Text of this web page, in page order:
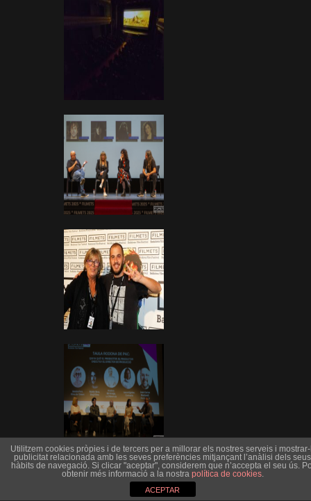
Utilitzem cookies pròpies i de tercers per a millorar els nostres serveis i
publicitat relacionada amb les seves preferències mitjançant l’anàlisi dels seus
hàbits de navegació. Si clicar "aceptar", considerem que n’accepta el seu ús.
obtenir més informació a la nostra política de cookies.
ACEPTAR